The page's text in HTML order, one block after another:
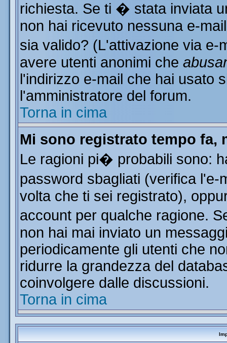
richiesta. Se ti � stata inviata
non hai ricevuto nessuna e-
sia valido? (L'attivazione via
avere utenti anonimi che
l'indirizzo e-mail che hai usato
l'amministratore del forum.
Torna in cima
Mi sono registrato tempo
Le ragioni pi� probabili sono:
password sbagliati (verifica
volta che ti sei registrato),
account per qualche ragione.
non hai mai inviato un
periodicamente gli utenti che
ridurre la grandezza del
coinvolgere dalle discussioni.
Torna in cima